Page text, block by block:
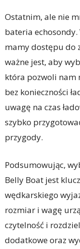
Ostatnim, ale nie
bateria
mamy dostępu do
ważne jest, aby
która pozwoli nam
bez konieczności
uwagę na czas
szybko
przygody.
Podsumowując,
Belly Boat jest
wędkarskiego
rozmiar i wagę
czytelność i
dodatkowe oraz